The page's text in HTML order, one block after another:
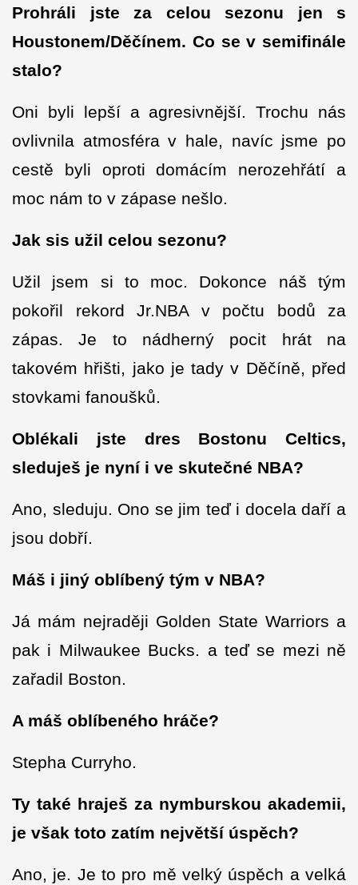
Prohráli jste za celou sezonu jen s
Houstonem/Děčínem. Co se v semifinále
stalo?
Oni byli lepší a agresivnější. Trochu nás
ovlivnila atmosféra v hale, navíc jsme po
cestě byli oproti domácím nerozehřátí a
moc nám to v zápase nešlo.
Jak sis užil celou sezonu?
Užil jsem si to moc. Dokonce náš tým
pokořil rekord Jr.NBA v počtu bodů za
zápas. Je to nádherný pocit hrát na
takovém hřišti, jako je tady v Děčíně, před
stovkami fanoušků.
Oblékali jste dres Bostonu Celtics,
sleduješ je nyní i ve skutečné NBA?
Ano, sleduju. Ono se jim teď i docela daří a
jsou dobří.
Máš i jiný oblíbený tým v NBA?
Já mám nejraději Golden State Warriors a
pak i Milwaukee Bucks. a teď se mezi ně
zařadil Boston.
A máš oblíbeného hráče?
Stepha Curryho.
Ty také hraješ za nymburskou akademii,
je však toto zatím největší úspěch?
Ano, je. Je to pro mě velký úspěch a velká